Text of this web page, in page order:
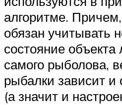
алгоритме.
обязан учитывать
состояние объекта
самого рыболова,
рыбалки зависит и
(а значит и